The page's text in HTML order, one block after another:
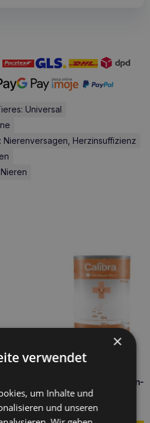
Universal
Herzinsuffizienz
CALIBRA VD Hund Magen-
Dose 400g
2,90€
×
verwendet
um Inhalte und
und unseren